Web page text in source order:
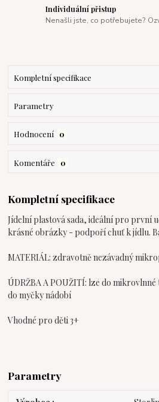
Individuální přistup
Nenašli jste, co potřebujete?
Kompletní specifikace
Parametry
Hodnocení 0
Komentáře 0
Kompletní specifikace
Jídelní plastová sada, ideální pro první
krásné obrázky - podpoří chuť k jídlu.
MATERIÁL: zdravotně nezávadný
ÚDRŽBA A POUŽITÍ: lze do
do myčky nádobí
Vhodné pro děti 3+
Parametry